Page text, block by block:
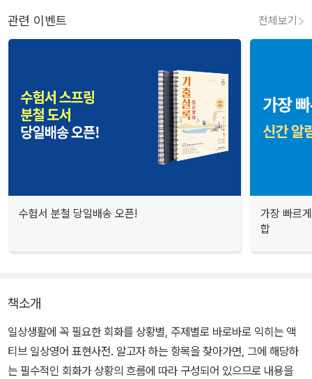
관련 이벤트 전체보기
수험서 분철 당일배송 오픈!
가장 빠르
합
책소개
일상생활에 꼭 필요한 회화를 상황별, 주제별로 바로바로 익히는 액
티브 일상영어 표현사전. 알고자 하는 항목을 찾아가면, 그에 해당하
는 필수적인 회화가 상황의 흐름에 따라 구성되어 있으므로 내용을